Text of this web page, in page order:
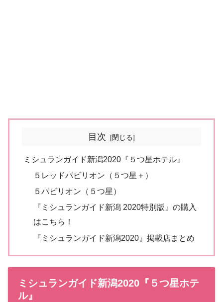
目次
ミシュランガイド新潟2020『５つ星ホテル』
５レッドパビリオン（５つ星＋）
５パビリオン（５つ星）
『ミシュランガイド新潟 2020特別版』の購入
はこちら！
『ミシュランガイド新潟2020』掲載店まとめ
ミシュランガイド新潟2020『５つ星ホテ
ル』